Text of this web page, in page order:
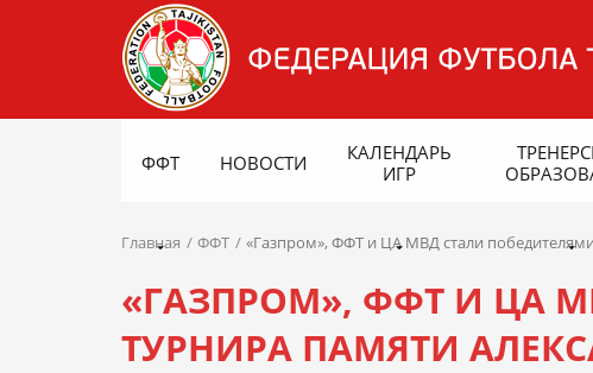
ФФТ НОВОСТИ
КАЛЕНДАРЬ
ИГР
Главная ФФТ «Газпром», ФФТ и ЦА МВД стали
«ГАЗПРОМ», ФФТ И ЦА
ТУРНИРА ПАМЯТИ